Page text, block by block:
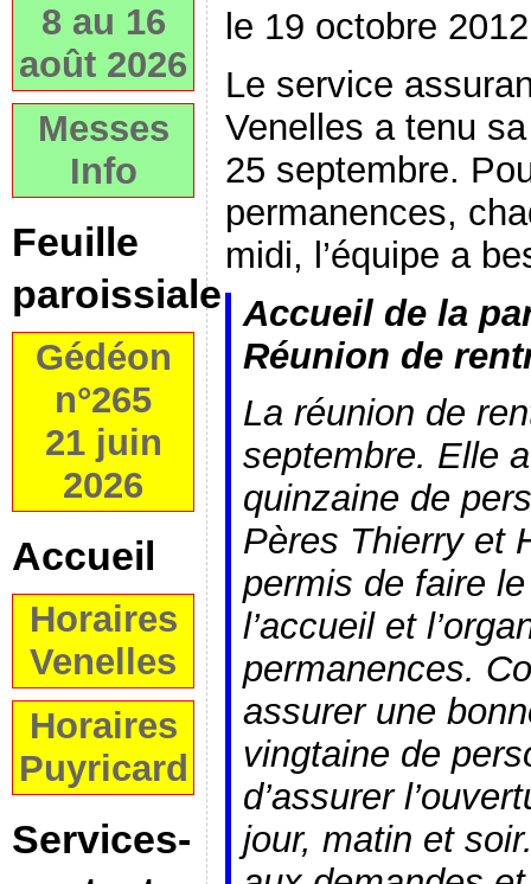
8 au 16
août 2026
Messes
Info
Feuille
paroissiale
Gédéon
n°265
21 juin
2026
Accueil
Horaires
Venelles
Horaires
Puyricard
Services-
le 19 octobre 2012
Le service
Venelles a tenu
25 septembre.
permanences,
midi, l’équipe a
Accueil de la
Réunion de
La réunion de
septembre. Elle
quinzaine de
Pères Thierry et
permis de faire
l’accueil et
permanences.
assurer une
vingtaine de
d’assurer
jour, matin et